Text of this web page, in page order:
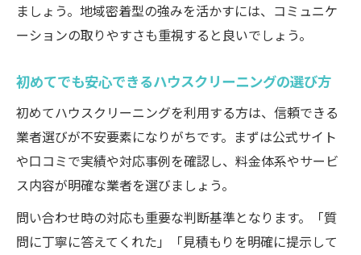
ましょう。地域密着型の強みを活かすには、コミュニケ
ーションの取りやすさも重視すると良いでしょう。
初めてでも安心できるハウスクリーニングの選び方
初めてハウスクリーニングを利用する方は、信頼できる
業者選びが不安要素になりがちです。まずは公式サイト
や口コミで実績や対応事例を確認し、料金体系やサービ
ス内容が明確な業者を選びましょう。
問い合わせ時の対応も重要な判断基準となります。「質
問に丁寧に答えてくれた」「見積もりを明確に提示して